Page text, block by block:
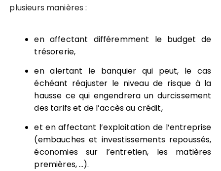
plusieurs manières :
en affectant différemment le budget de
trésorerie,
en alertant le banquier qui peut, le cas
échéant réajuster le niveau de risque à la
hausse ce qui engendrera un durcissement
des tarifs et de l’accès au crédit,
et en affectant l’exploitation de l’entreprise
(embauches et investissements repoussés,
économies sur l’entretien, les matières
premières, …).